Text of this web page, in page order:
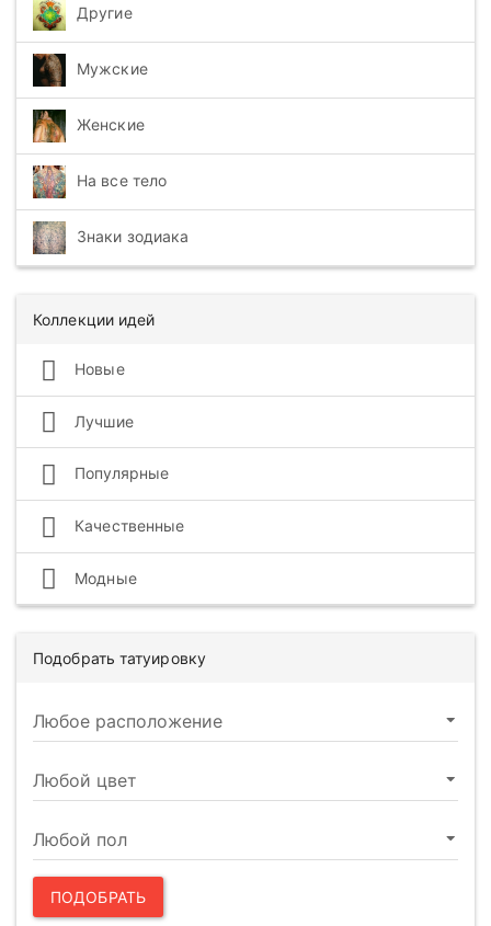
Другие
Мужские
Женские
На все тело
Знаки зодиака
Коллекции идей
Новые
Лучшие
Популярные
Качественные
Модные
Подобрать татуировку
ПОДОБРАТЬ